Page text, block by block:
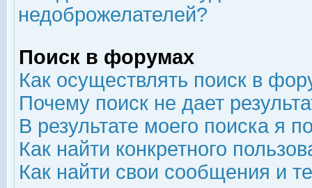
недоброжелателей?
Поиск в форумах
Как осуществлять поиск в
Почему поиск не дает
В результате моего поиска я
Как найти конкретного
Как найти свои сообщения и